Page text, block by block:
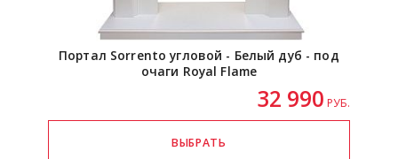
Портал Sorrento угловой - Белый дуб - под
очаги Royal Flame
32 990 РУБ.